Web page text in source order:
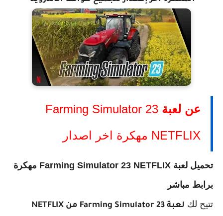
عن لعبة Farming Simulator 23
NETFLIX مهكرة اخر اصدار
تحميل لعبة
Farming Simulator 23 NETFLIX مهكرة
برابط مباشر
تتيح لك
لعبة Farming Simulator 23 من NETFLIX